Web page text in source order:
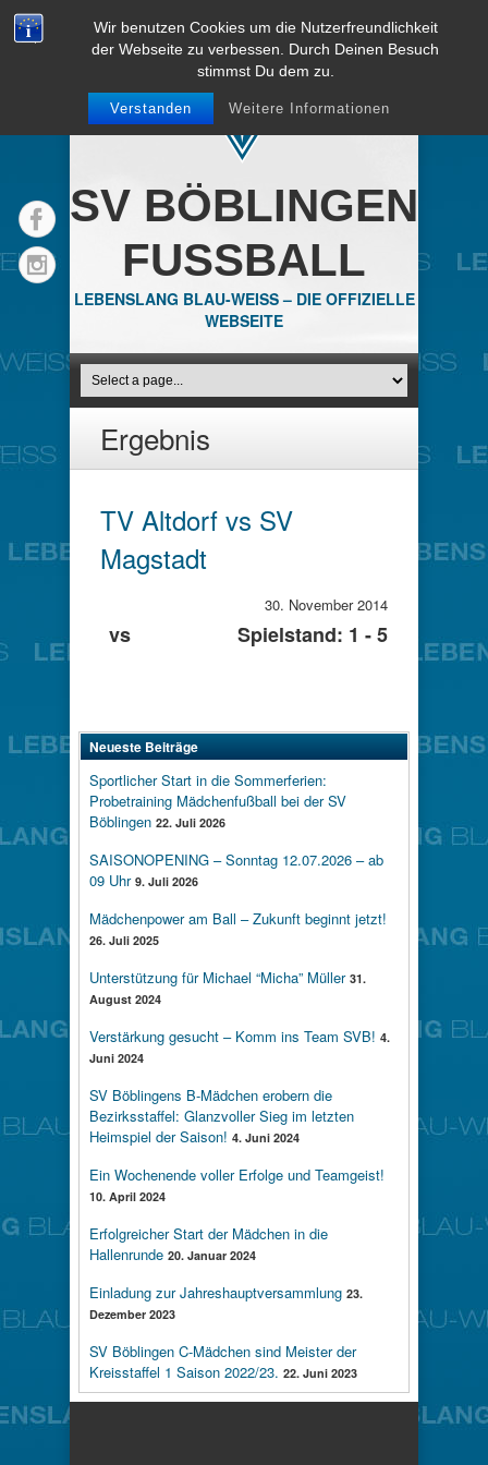
Wir benutzen Cookies um die Nutzerfreundlichkeit
der Webseite zu verbessen. Durch Deinen Besuch
stimmst Du dem zu.
Verstanden Weitere Informationen
SV BÖBLINGEN
FUSSBALL
LEBENSLANG BLAU-WEISS – DIE OFFIZIELLE
WEBSEITE
Ergebnis
TV Altdorf vs SV
Magstadt
vs
30. November 2014
Spielstand: 1 - 5
Neueste Beiträge
Sportlicher Start in die Sommerferien:
Probetraining Mädchenfußball bei der SV
Böblingen 22. Juli 2026
SAISONOPENING – Sonntag 12.07.2026 – ab
09 Uhr 9. Juli 2026
Mädchenpower am Ball – Zukunft beginnt jetzt!
26. Juli 2025
Unterstützung für Michael “Micha” Müller 31.
August 2024
Verstärkung gesucht – Komm ins Team SVB! 4.
Juni 2024
SV Böblingens B-Mädchen erobern die
Bezirksstaffel: Glanzvoller Sieg im letzten
Heimspiel der Saison! 4. Juni 2024
Ein Wochenende voller Erfolge und Teamgeist!
10. April 2024
Erfolgreicher Start der Mädchen in die
Hallenrunde 20. Januar 2024
Einladung zur Jahreshauptversammlung 23.
Dezember 2023
SV Böblingen C-Mädchen sind Meister der
Kreisstaffel 1 Saison 2022/23. 22. Juni 2023